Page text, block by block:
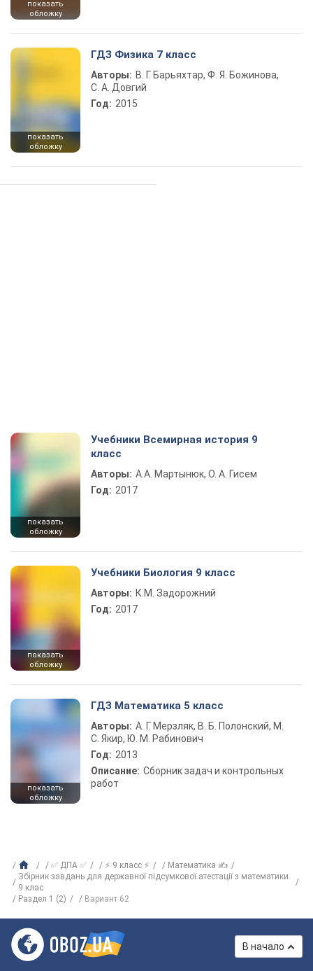
показать
обложку
показать
обложку
ГДЗ Физика 7 класс
Авторы: В. Г. Барьяхтар, Ф. Я. Божинова,
С. А. Довгий
Год: 2015
показать
обложку
Учебники Всемирная история 9
класс
Авторы: А.А. Мартынюк, О. А. Гисем
Год: 2017
показать
обложку
Учебники Биология 9 класс
Авторы: К.М. Задорожний
Год: 2017
показать
обложку
ГДЗ Математика 5 класс
Авторы: А. Г. Мерзляк, В. Б. Полонский, М.
С. Якир, Ю. М. Рабинович
Год: 2013
Описание: Сборник задач и контрольных
работ
✅ ДПА ✅ ⚡ 9 класс ⚡
Математика ✍
Збірник завдань для державної підсумкової атестації з математики.
9 клас
Раздел 1 (2)
Вариант 62
В начало